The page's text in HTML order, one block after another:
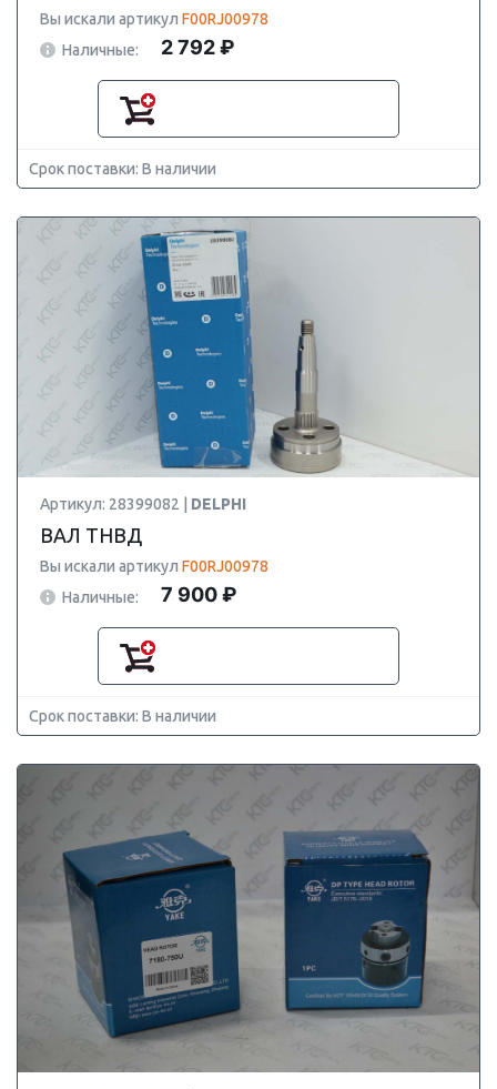
Вы искали артикул F00RJ00978
Наличные:
2 792 ₽
Срок поставки: В наличии
Артикул: 28399082 | DELPHI
ВАЛ ТНВД
Вы искали артикул F00RJ00978
Наличные:
7 900 ₽
Срок поставки: В наличии